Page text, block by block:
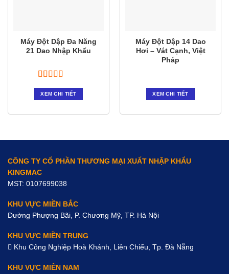
Máy Đột Dập Đa Năng
21 Dao Nhập Khẩu
Được xếp
hạng5.005
sao
XEM CHI TIẾT
Máy Đột Dập 14 Dao
Hơi – Vát Cạnh, Việt
Pháp
XEM CHI TIẾT
CÔNG TY CỔ PHẦN THƯƠNG MẠI XUẤT NHẬP KHẨU
KINGMAC
MST: 0107699038
KHU VỰC MIỀN BẮC
Đường Phượng Bãi, P. Chương Mỹ, TP. Hà Nội
KHU VỰC MIỀN TRUNG
Khu Công Nghiệp Hoà Khánh, Liên Chiểu, Tp. Đà Nẵng
KHU VỰC MIỀN NAM